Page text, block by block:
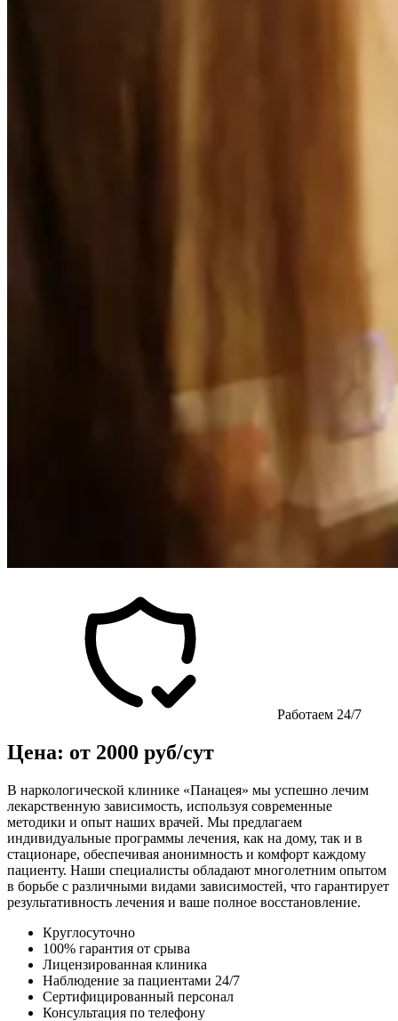
Работаем 24/7
Цена: от 2000 руб/сут
В наркологической клинике «Панацея» мы успешно лечим
лекарственную зависимость, используя современные
методики и опыт наших врачей. Мы предлагаем
индивидуальные программы лечения, как на дому, так и в
стационаре, обеспечивая анонимность и комфорт каждому
пациенту. Наши специалисты обладают многолетним опытом
в борьбе с различными видами зависимостей, что гарантирует
результативность лечения и ваше полное восстановление.
Круглосуточно
100% гарантия от срыва
Лицензированная клиника
Наблюдение за пациентами 24/7
Сертифицированный персонал
Консультация по телефону